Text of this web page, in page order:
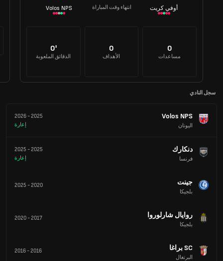
Volos NPS انتهاء وقت المباراة أوفي كريت
0'
الدقائق الملعوبة
0
الأهداف
0
مساعدات
سجل النادي
Volos NPS
اليونان
2025
-
2026
إعارة
دنكارك
فرنسا
2025
-
2025
إعارة
جينت
بلجيكا
2020
-
2025
روايال شارلوروا
بلجيكا
2017
-
2020
SC براغا
البرتغال
2016
-
2016